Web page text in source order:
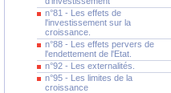
n°81 - Les effets de
l'investissement sur la
croissance.
n°88 - Les effets pervers de
l'endettement de l'Etat.
n°92 - Les externalités.
n°95 - Les limites de la
croissance